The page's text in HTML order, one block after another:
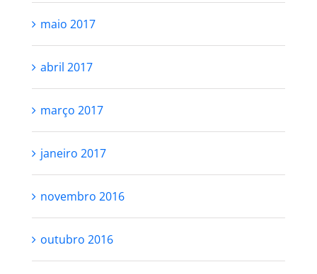
maio 2017
abril 2017
março 2017
janeiro 2017
novembro 2016
outubro 2016